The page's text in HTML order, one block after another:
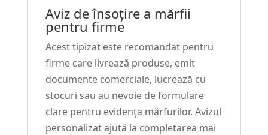
Aviz de însoțire a mărfii
pentru firme
Acest tipizat este recomandat pentru
firme care livrează produse, emit
documente comerciale, lucrează cu
stocuri sau au nevoie de formulare
clare pentru evidența mărfurilor. Avizul
personalizat ajută la completarea mai